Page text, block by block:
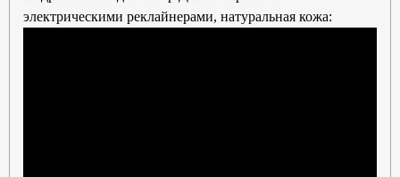
электрическими реклайнерами, натуральная кожа: